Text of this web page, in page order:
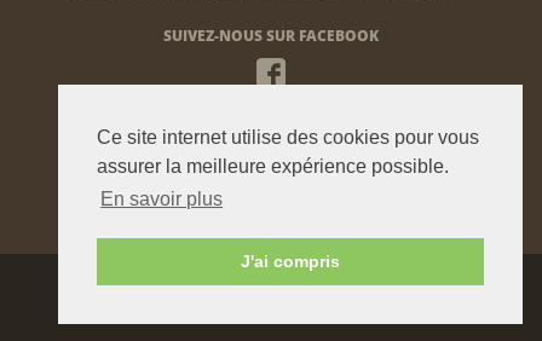
Ce site internet utilise des cookies pour vous
assurer la meilleure expérience possible.
En savoir plus
J'ai compris
SUIVEZ-NOUS SUR FACEBOOK
NEWSLETTER
Pour vous tenir informé de notre actualité
Agence graphique:Westango